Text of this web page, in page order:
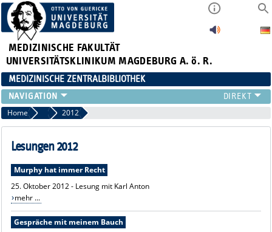
MEDIZINISCHE FAKULTÄT
UNIVERSITÄTSKLINIKUM MAGDEBURG A. ö. R.
MEDIZINISCHE ZENTRALBIBLIOTHEK
LITERATURSUCHE
SERVICE
INFORMATIONSKOMPETENZ
PUBLIZIEREN
NEU HIER?
SUCHE A-Z
Home Lesungen
2012
Lesungen 2012
Murphy hat immer Recht
25. Oktober 2012 - Lesung mit Karl Anton
mehr ...
Gespräche mit meinem Bauch